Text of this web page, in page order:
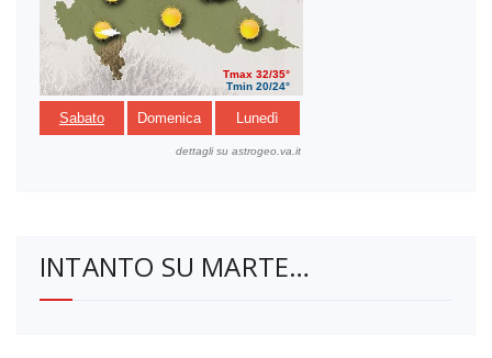
INTANTO SU MARTE…